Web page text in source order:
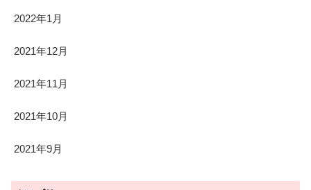
2022年1月
2021年12月
2021年11月
2021年10月
2021年9月